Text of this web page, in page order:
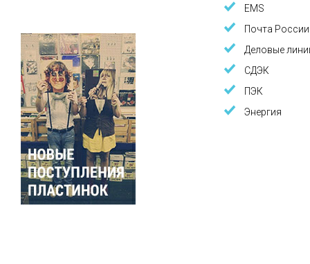
EMS
Почта России
Деловые
СДЭК
ПЭК
Энергия